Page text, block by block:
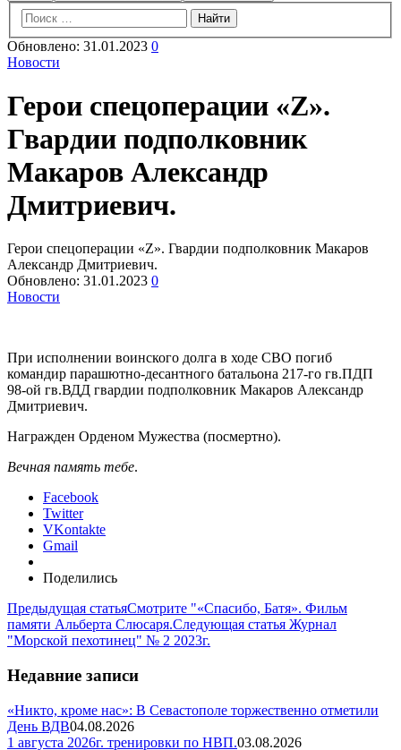
Обновлено: 31.01.2023 0
Новости
Герои спецоперации «Z».
Гвардии подполковник
Макаров Александр
Дмитриевич.
Герои спецоперации «Z». Гвардии подполковник Макаров
Александр Дмитриевич.
Обновлено: 31.01.2023 0
Новости
При исполнении воинского долга в ходе СВО погиб
командир парашютно-десантного батальона 217-го гв.ПДП
98-ой гв.ВДД гвардии подполковник Макаров Александр
Дмитриевич.
Награжден Орденом Мужества (посмертно).
Вечная память тебе.
Facebook
Twitter
VKontakte
Gmail
Поделились
Предыдущая статьяСмотрите "«Спасибо, Батя». Фильм
памяти Альберта Слюсаря.Следующая статья Журнал
"Морской пехотинец" № 2 2023г.
Недавние записи
«Никто, кроме нас»: В Севастополе торжественно отметили
День ВДВ04.08.2026
1 августа 2026г. тренировки по НВП.03.08.2026